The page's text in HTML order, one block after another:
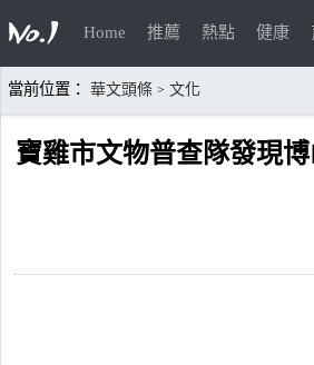
Home 推薦 熱點 健康
當前位置： 華文頭條 > 文化
寶雞市文物普查隊發現